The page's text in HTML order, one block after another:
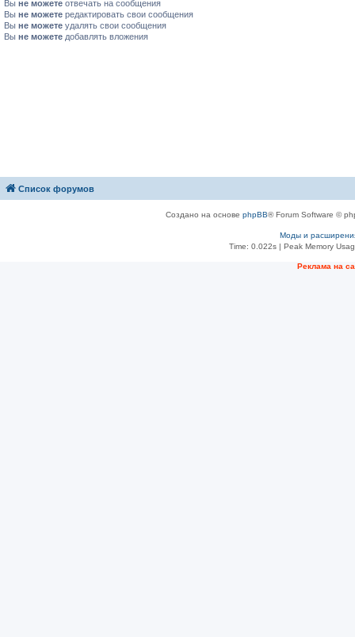
Вы не можете отвечать на сообщения
Вы не можете редактировать свои сообщения
Вы не можете удалять свои сообщения
Вы не можете добавлять вложения
Список форумов
Создано на основе phpBB® Forum Software ©
Моды и
Time: 0.022s| Peak Memory
Рeклама на